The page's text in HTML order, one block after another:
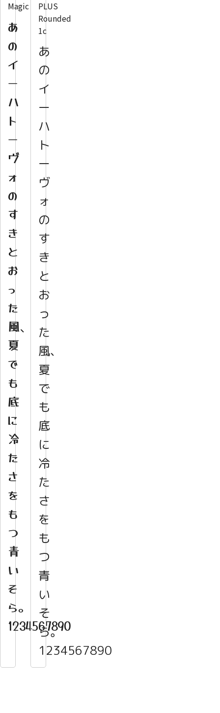
Magic
あ
の
イ
ー
ハ
ト
ー
ヴ
ォ
の
す
き
と
お
っ
た
風、
夏
で
も
底
に
冷
た
さ
を
も
つ
青
い
そ
ら。
1234567890
PLUS
Rounded
1c
あ
の
イ
ー
ハ
ト
ー
ヴ
ォ
の
す
き
と
お
っ
た
風、
夏
で
も
底
に
冷
た
さ
を
も
つ
青
い
そ
ら。
1234567890